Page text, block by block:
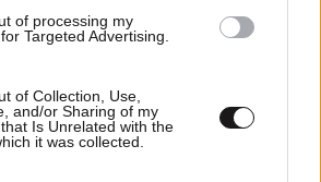
of processing my
Targeted Advertising.
of Collection, Use,
and/or Sharing of my
Is Unrelated with the
it was collected.
ἀλληλοσεβασμοῦ καὶ
ἀνάδελφον κτύπημα ὑπὸ
αὐτῶν τῶν μεθόδων παραβιάζεται
ἡ οὐσία τῆς Ὀρθοδόξου ἡμῶν